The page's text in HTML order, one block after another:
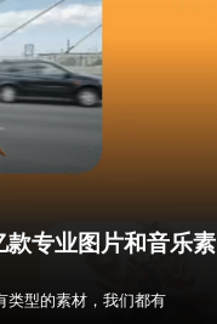
款专业图片和音乐素
类型的素材，我们都有